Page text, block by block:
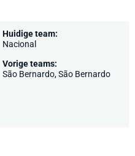
Huidige team:
Nacional
Vorige teams:
São Bernardo, São Bernardo